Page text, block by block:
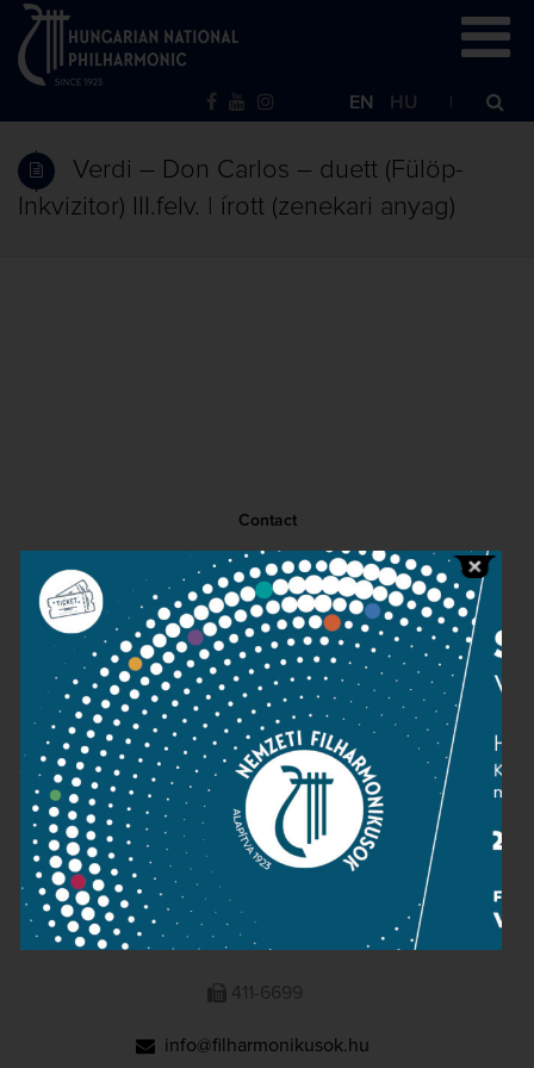
EN HU
Verdi – Don Carlos – duett (Fülöp-
Inkvizitor) III.felv. | írott (zenekari anyag)
Contact
Public information
Press room
Terms and privacy
Imprint
NATIONAL PHILHARMONIC
1095 Budapest, Komor Marcell u. 1. (Müpa)
411-6600
411-6699
info@filharmonikusok.hu